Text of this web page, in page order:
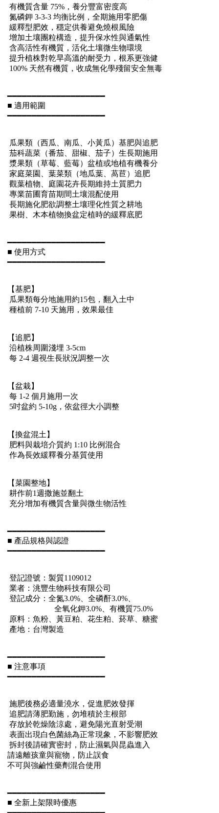
有機質含量 75%，養分豐富密度高
氮磷鉀 3-3-3 均衡比例，全期施用零肥傷
緩釋型肥效，穩定供養避免燒根風險
增加土壤團粒構造，提升保水性與通氣性
含高活性有機質，活化土壤微生物環境
提升植株對乾旱高溫的耐受力，根系更強健
100% 天然有機質，收成無化學殘留安全無毒
━━━━━━━━━━━━━━━━━━━━
■ 適用範圍
━━━━━━━━━━━━━━━━━━━━
瓜果類（西瓜、南瓜、小黃瓜）基肥與追肥
茄科蔬菜（番茄、甜椒、茄子）生長期施用
漿果類（草莓、藍莓）盆植或地植有機養分
家庭菜園、葉菜類（地瓜葉、萵苣）追肥
觀葉植物、庭園花卉長期維持土質肥力
專業苗圃育苗期間土壤混配使用
長期施化肥欲調整土壤理化性質之耕地
果樹、木本植物換盆定植時的緩釋底肥
━━━━━━━━━━━━━━━━━━━━
■ 使用方式
━━━━━━━━━━━━━━━━━━━━
【基肥】
瓜果類每分地施用約15包，翻入土中
種植前 7-10 天施用，效果最佳
【追肥】
沿植株周圍淺埋 3-5cm
每 2-4 週視生長狀況調整一次
【盆栽】
每 1-2 個月施用一次
5吋盆約 5-10g，依盆徑大小調整
【換盆混土】
肥料與栽培介質約 1:10 比例混合
作為長效緩釋養分基質使用
【菜園整地】
耕作前1週撒施並翻土
充分增加有機質含量與微生物活性
━━━━━━━━━━━━━━━━━━━━
■ 產品規格與認證
━━━━━━━━━━━━━━━━━━━━
登記證號：製質1109012
業者：洮豐生物科技有限公司
登記成分：全氮3.0%、全磷酐3.0%、
全氧化鉀3.0%、有機質75.0%
原料：魚粉、黃豆粕、花生粕、菸草、糖蜜
產地：台灣製造
━━━━━━━━━━━━━━━━━━━━
■ 注意事項
━━━━━━━━━━━━━━━━━━━━
施肥後務必適量澆水，促進肥效發揮
追肥請薄肥勤施，勿堆積於主根部
存放於乾燥陰涼處，避免陽光直射受潮
表面出現白色菌絲為正常現象，不影響肥效
拆封後請確實密封，防止濕氣與昆蟲進入
請遠離孩童與寵物，防止誤食
不可與強鹼性藥劑混合使用
━━━━━━━━━━━━━━━━━━━━
■ 全新上架限時優惠